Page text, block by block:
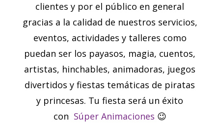
clientes y por el público en general
gracias a la calidad de nuestros servicios,
eventos, actividades y talleres como
puedan ser los payasos, magia, cuentos,
artistas, hinchables, animadoras, juegos
divertidos y fiestas temáticas de piratas
y princesas. Tu fiesta será un éxito
con Súper Animaciones 😉